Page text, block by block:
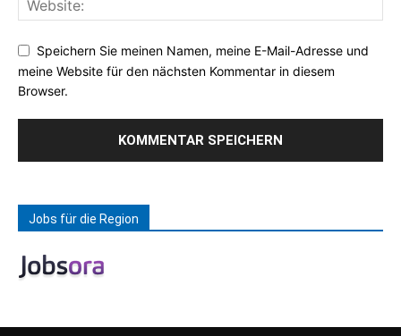
Speichern Sie meinen Namen, meine E-Mail-Adresse und
meine Website für den nächsten Kommentar in diesem
Browser.
Jobs für die Region